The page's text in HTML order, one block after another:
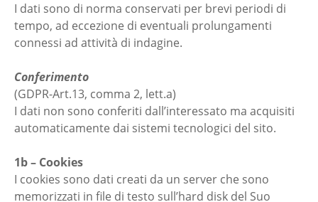
I dati sono di norma conservati per brevi periodi di
tempo, ad eccezione di eventuali prolungamenti
connessi ad attività di indagine.
Conferimento
(GDPR-Art.13, comma 2, lett.a)
I dati non sono conferiti dall’interessato ma acquisiti
automaticamente dai sistemi tecnologici del sito.
1b – Cookies
I cookies sono dati creati da un server che sono
memorizzati in file di testo sull’hard disk del Suo